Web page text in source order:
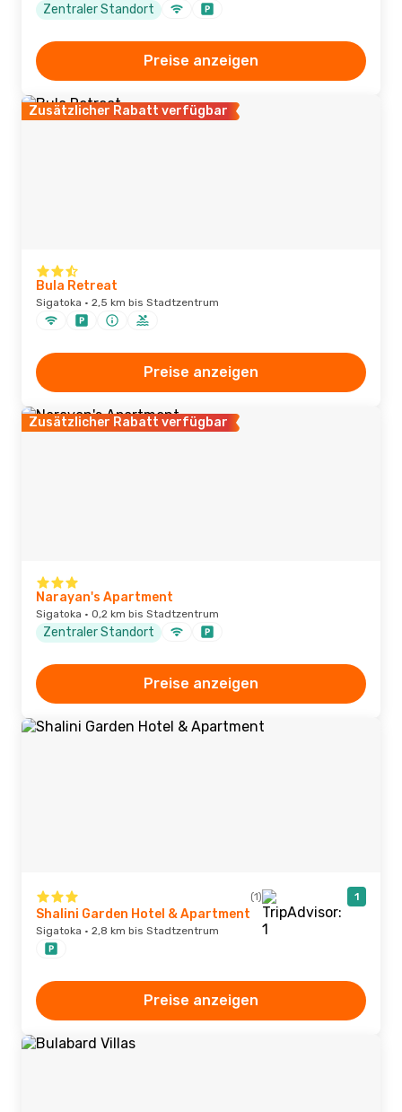
Zentraler Standort
Preise anzeigen
Zusätzlicher Rabatt verfügbar
Bula Retreat
Sigatoka · 2,5 km bis Stadtzentrum
Preise anzeigen
Zusätzlicher Rabatt verfügbar
Narayan's Apartment
Sigatoka · 0,2 km bis Stadtzentrum
Zentraler Standort
Preise anzeigen
(1) 1
Shalini Garden Hotel & Apartment
Sigatoka · 2,8 km bis Stadtzentrum
Preise anzeigen